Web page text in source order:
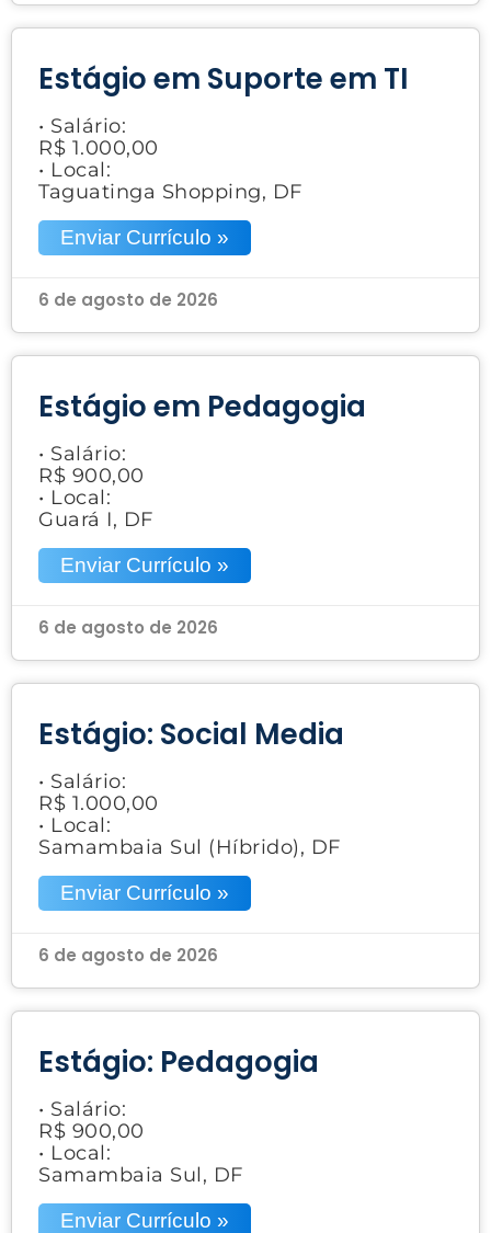
Estágio em Suporte em TI
• Salário:
R$ 1.000,00
• Local:
Taguatinga Shopping, DF
Enviar Currículo »
6 de agosto de 2026
Estágio em Pedagogia
• Salário:
R$ 900,00
• Local:
Guará I, DF
Enviar Currículo »
6 de agosto de 2026
Estágio: Social Media
• Salário:
R$ 1.000,00
• Local:
Samambaia Sul (Híbrido), DF
Enviar Currículo »
6 de agosto de 2026
Estágio: Pedagogia
• Salário:
R$ 900,00
• Local:
Samambaia Sul, DF
Enviar Currículo »